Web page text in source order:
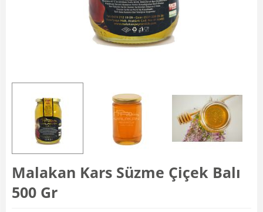
Malakan Kars Süzme Çiçek Balı
500 Gr